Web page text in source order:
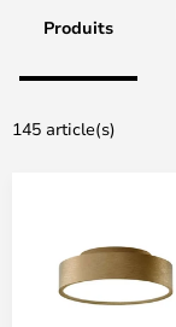
Produits
145 article(s)